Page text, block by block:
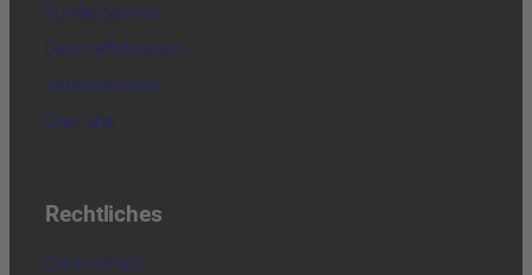
Kundenservice
Geschäftskunden
Versandkosten
Über uns
Rechtliches
Datenschutz